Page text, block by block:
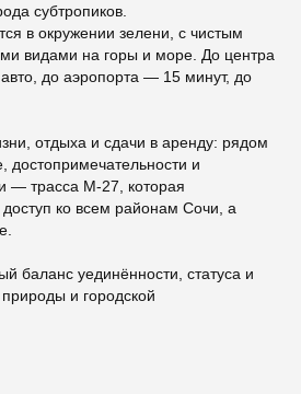
субтропиков.
в окружении зелени, с чистым
видами на горы и море. До центра
до аэропорта — 15 минут, до
отдыха и сдачи в аренду: рядом
и
— трасса М-27, которая
ко всем районам Сочи, а
баланс уединённости, статуса и
и городской